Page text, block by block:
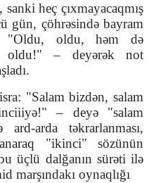
heç çıxmayacaqmış
gün, çöhrəsində bayram
"Oldu, oldu, həm də
oldu!" – deyərək not
"Salam bizdən, salam
– deyə "salam
arda təkrarlanması,
"ikinci" sözünün
üçlü dalğanın sürəti ilə
marşındakı oynaqlığı